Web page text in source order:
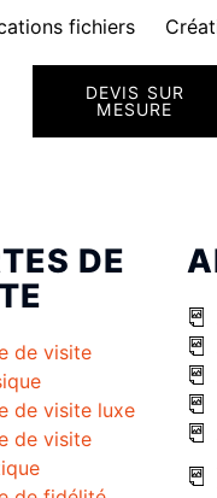
fichiers
DEVIS SUR
MESURE
DE
de visite
de visite luxe
de visite